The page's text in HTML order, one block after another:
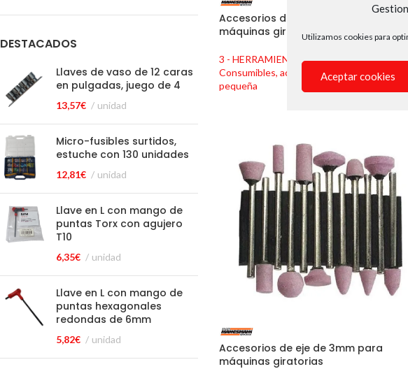
Utilizamos cookies para
Aceptar cookies
DESTACADOS
Llaves de vaso de 12 caras
en pulgadas, juego de 4
13,57€ unidad
Micro-fusibles surtidos,
estuche con 130 unidades
12,81€ unidad
Llave en L con mango de
puntas Torx con agujero
T10
6,35€ unidad
Llave en L con mango de
puntas hexagonales
redondas de 6mm
5,82€ unidad
Accesorios de eje de 3mm para
máquinas giratorias
3 - HERRAMIENTAS ELÉCTRICAS,39 -
Consumibles, accesorios y herramienta
pequeña
Accesorios de eje de 3mm para
máquinas giratorias